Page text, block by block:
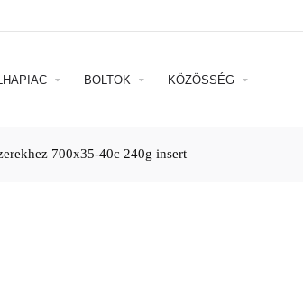
BOLTOK KÖZÖSSÉG
700x35-40c 240g insert